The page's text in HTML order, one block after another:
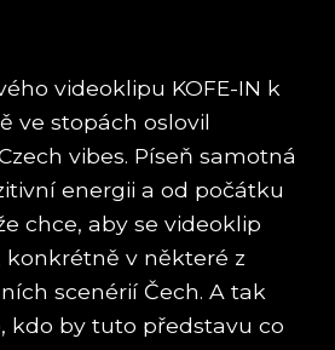
videoklipu KOFE-IN k
ve stopách oslovil
vibes. Píseň samotná
energii a od počátku
chce, aby se videoklip
konkrétně v některé z
scenérií Čech. A tak
kdo by tuto představu co